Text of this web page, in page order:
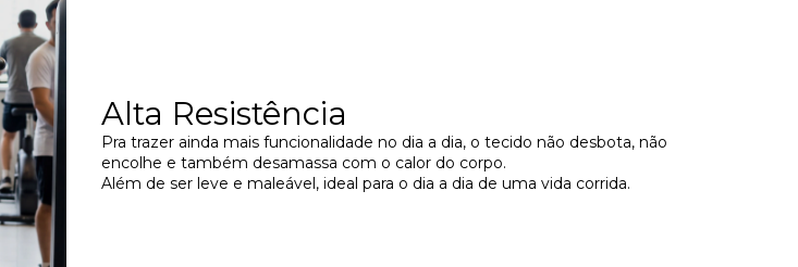
Alta Resistência
Pra trazer ainda mais funcionalidade no dia a dia, o tecido não desbota, não
encolhe e também desamassa com o calor do corpo.
Além de ser leve e maleável, ideal para o dia a dia de uma vida corrida.